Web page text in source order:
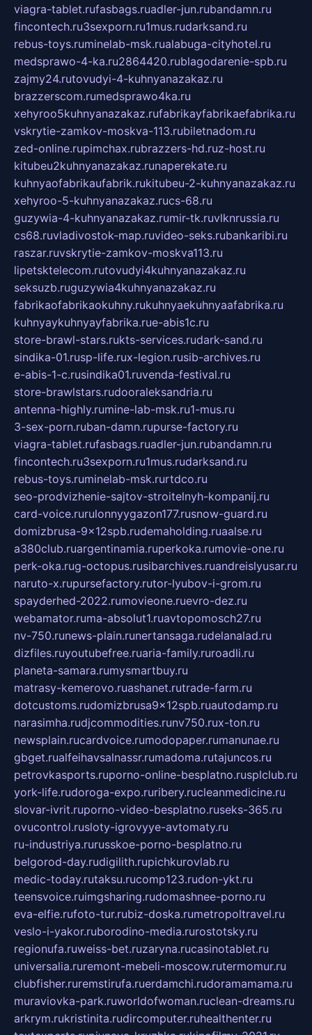
viagra-tablet.rufasbags.ruadler-jun.rubandamn.ru
fincontech.ru3sexporn.ru1mus.rudarksand.ru
rebus-toys.ruminelab-msk.rualabuga-cityhotel.ru
medsprawo-4-ka.ru2864420.rublagodarenie-spb.ru
zajmy24.rutovudyi-4-kuhnyanazakaz.ru
brazzerscom.rumedsprawo4ka.ru
xehyroo5kuhnyanazakaz.rufabrikayfabrikaefabrika.ru
vskrytie-zamkov-moskva-113.rubiletnadom.ru
zed-online.rupimchax.rubrazzers-hd.ruz-host.ru
kitubeu2kuhnyanazakaz.runaperekate.ru
kuhnyaofabrikaufabrik.rukitubeu-2-kuhnyanazakaz.ru
xehyroo-5-kuhnyanazakaz.rucs-68.ru
guzywia-4-kuhnyanazakaz.rumir-tk.ruvlknrussia.ru
cs68.ruvladivostok-map.ruvideo-seks.rubankaribi.ru
raszar.ruvskrytie-zamkov-moskva113.ru
lipetsktelecom.rutovudyi4kuhnyanazakaz.ru
seksuzb.ruguzywia4kuhnyanazakaz.ru
fabrikaofabrikaokuhny.rukuhnyaekuhnyaafabrika.ru
kuhnyaykuhnyayfabrika.rue-abis1c.ru
store-brawl-stars.rukts-services.rudark-sand.ru
sindika-01.rusp-life.rux-legion.rusib-archives.ru
e-abis-1-c.rusindika01.ruvenda-festival.ru
store-brawlstars.rudooraleksandria.ru
antenna-highly.rumine-lab-msk.ru1-mus.ru
3-sex-porn.ruban-damn.rupurse-factory.ru
viagra-tablet.rufasbags.ruadler-jun.rubandamn.ru
fincontech.ru3sexporn.ru1mus.rudarksand.ru
rebus-toys.ruminelab-msk.rurtdco.ru
seo-prodvizhenie-sajtov-stroitelnyh-kompanij.ru
card-voice.rurulonnyygazon177.rusnow-guard.ru
domizbrusa-9x12spb.rudemaholding.ruaalse.ru
a380club.ruargentinamia.ruperkoka.rumovie-one.ru
perk-oka.rug-octopus.rusibarchives.ruandreislyusar.ru
naruto-x.rupursefactory.rutor-lyubov-i-grom.ru
spayderhed-2022.rumovieone.ruevro-dez.ru
webamator.ruma-absolut1.ruavtopomosch27.ru
nv-750.runews-plain.runertansaga.rudelanalad.ru
dizfiles.ruyoutubefree.ruaria-family.ruroadli.ru
planeta-samara.rumysmartbuy.ru
matrasy-kemerovo.ruashanet.rutrade-farm.ru
dotcustoms.rudomizbrusa9x12spb.ruautodamp.ru
narasimha.rudjcommodities.runv750.rux-ton.ru
newsplain.rucardvoice.rumodopaper.rumanunae.ru
gbget.rualfeihavsalnassr.rumadoma.rutajuncos.ru
petrovkasports.ruporno-online-besplatno.rusplclub.ru
york-life.rudoroga-expo.ruribery.rucleanmedicine.ru
slovar-ivrit.ruporno-video-besplatno.ruseks-365.ru
ovucontrol.rusloty-igrovyye-avtomaty.ru
ru-industriya.rurusskoe-porno-besplatno.ru
belgorod-day.rudigilith.rupichkurovlab.ru
medic-today.rutaksu.rucomp123.rudon-ykt.ru
teensvoice.ruimgsharing.rudomashnee-porno.ru
eva-elfie.rufoto-tur.rubiz-doska.rumetropoltravel.ru
veslo-i-yakor.ruborodino-media.rurostotsky.ru
regionufa.ruweiss-bet.ruzaryna.rucasinotablet.ru
universalia.ruremont-mebeli-moscow.rutermomur.ru
clubfisher.ruremstirufa.ruerdamchi.rudoramamama.ru
muraviovka-park.ruworldofwoman.ruclean-dreams.ru
arkrym.rukristinita.rudircomputer.ruhealthenter.ru